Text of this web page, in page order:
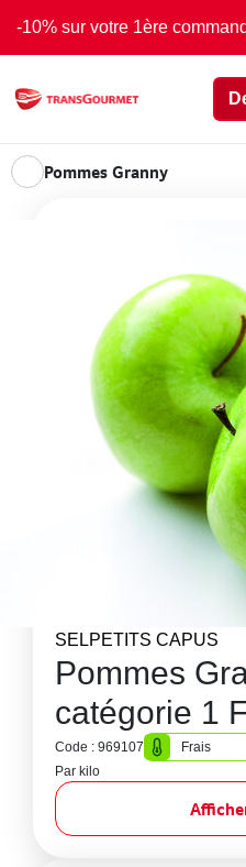
-10% sur votre 1ère
Pommes Granny
SELPETITS CAPUS
Pommes
catégorie 1
Code : 969107
Frais
Par kilo